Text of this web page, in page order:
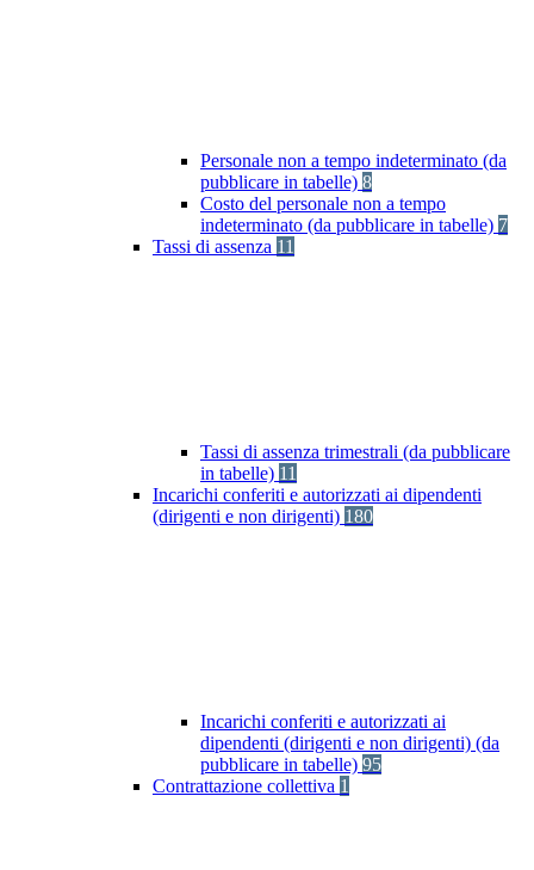
Personale non a tempo indeterminato (da
pubblicare in tabelle) 8
Costo del personale non a tempo
indeterminato (da pubblicare in tabelle) 7
Tassi di assenza 11
Tassi di assenza trimestrali (da pubblicare
in tabelle) 11
Incarichi conferiti e autorizzati ai dipendenti
(dirigenti e non dirigenti) 180
Incarichi conferiti e autorizzati ai
dipendenti (dirigenti e non dirigenti) (da
pubblicare in tabelle) 95
Contrattazione collettiva 1